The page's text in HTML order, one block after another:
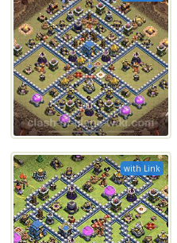
with Link